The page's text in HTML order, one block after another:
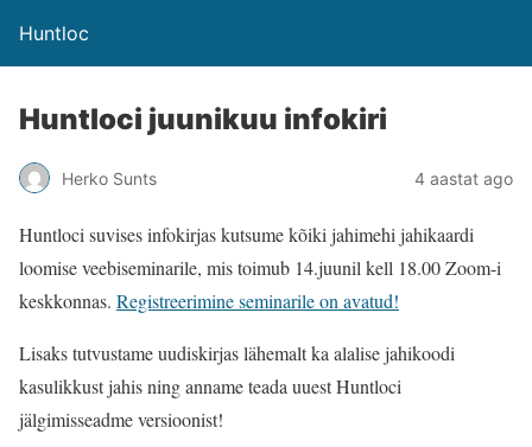
Huntloc
Huntloci juunikuu infokiri
Herko Sunts 4 aastat ago
Huntloci suvises infokirjas kutsume kõiki jahimehi jahikaardi
loomise veebiseminarile, mis toimub 14.juunil kell 18.00 Zoom-i
keskkonnas. Registreerimine seminarile on avatud!
Lisaks tutvustame uudiskirjas lähemalt ka alalise jahikoodi
kasulikkust jahis ning anname teada uuest Huntloci
jälgimisseadme versioonist!